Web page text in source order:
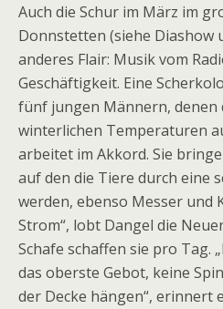
Auch die Schur im März im
Donnstetten (siehe Diashow
anderes Flair: Musik vom
Geschäftigkeit. Eine
fünf jungen Männern, denen
winterlichen Temperaturen
arbeitet im Akkord. Sie
auf den die Tiere durch eine
werden, ebenso Messer und
Strom“, lobt Dangel die
Schafe schaffen sie pro Tag.
das oberste Gebot, keine
der Decke hängen“, erinnert